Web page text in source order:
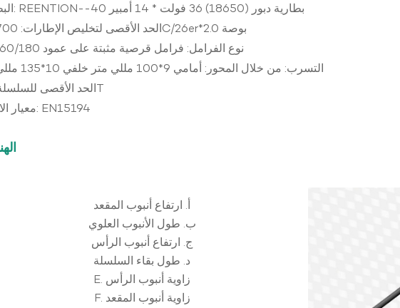
البطارية: REENTION--40 بطارية دبور (18650) 36 فولت * 14 أمبير
الحد الأقصى لتخليص الإطارات: 700*50C/26er*2.0 بوصة
نوع الفرامل: فرامل قرصية مثبتة على عمود 160/180 مم
التسرب: من خلال المحور: أمامي 9*100 مللي متر خلفي 10*135 مللي متر
الحد الأقصى للسلسلة: 40T
معيار الاختبار: EN15194
أ. ارتفاع أنبوب المقعد
ب. طول الأنبوب العلوي
ج. ارتفاع أنبوب الرأس
د. طول بقاء السلسلة
E. زاوية أنبوب الرأس
F. زاوية أنبوب المقعد